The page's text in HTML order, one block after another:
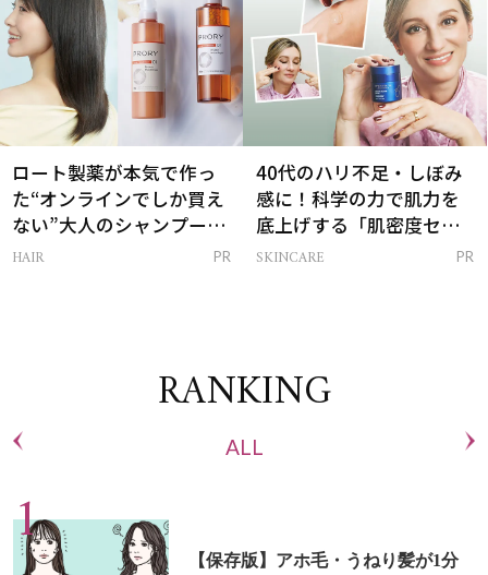
ロート製薬が本気で作っ
た“オンラインでしか買え
ない”大人のシャンプー＆
トリートメントって？
HAIR PR
40代のハリ不足・しぼみ
感に！科学の力で肌力を
底上げする「肌密度セラ
ム」
SKINCARE PR
RANKING
ALL
【保存版】アホ毛・うねり髪が1分